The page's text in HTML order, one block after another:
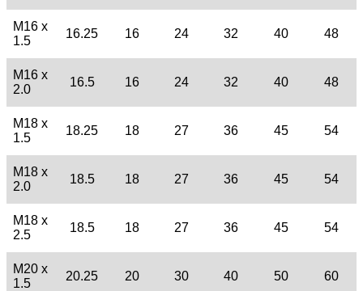
M16 x
1.5
16.25 16 24 32 40 48
M16 x
2.0
16.5 16 24 32 40 48
M18 x
1.5
18.25 18 27 36 45 54
M18 x
2.0
18.5 18 27 36 45 54
M18 x
2.5
18.5 18 27 36 45 54
M20 x
1.5
20.25 20 30 40 50 60